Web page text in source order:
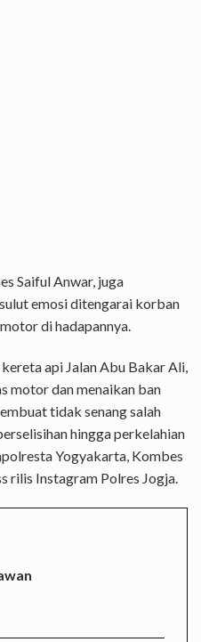
Saiful Anwar, juga
emosi ditengarai korban
di hadapannya.
api Jalan Abu Bakar Ali,
motor dan menaikan ban
tidak senang salah
hingga perkelahian
Yogyakarta, Kombes
rilis Instagram Polres Jogja.